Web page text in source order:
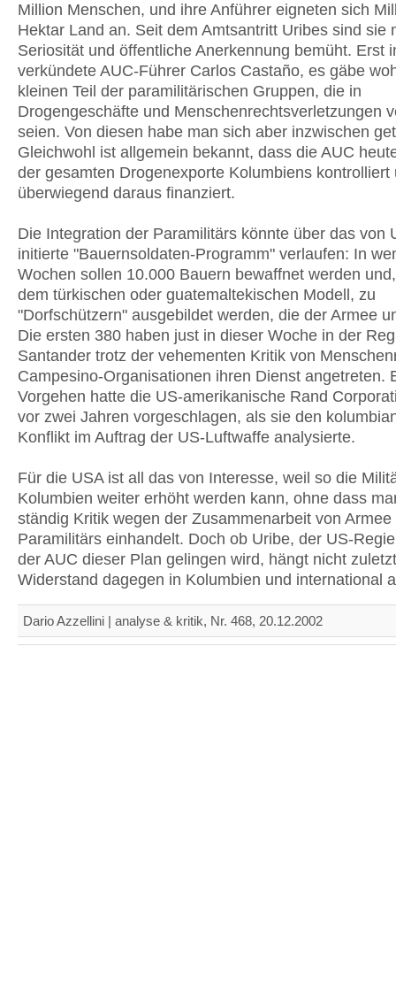
Million Menschen, und ihre Anführer eigneten sich
Hektar Land an. Seit dem Amtsantritt Uribes sind sie
Seriosität und öffentliche Anerkennung bemüht. Erst
verkündete AUC-Führer Carlos Castaño, es gäbe
kleinen Teil der paramilitärischen Gruppen, die in
Drogengeschäfte und Menschenrechtsverletzungen
seien. Von diesen habe man sich aber inzwischen
Gleichwohl ist allgemein bekannt, dass die AUC
der gesamten Drogenexporte Kolumbiens kontrolliert
überwiegend daraus finanziert.
Die Integration der Paramilitärs könnte über das von
initierte "Bauernsoldaten-Programm" verlaufen: In
Wochen sollen 10.000 Bauern bewaffnet werden
dem türkischen oder guatemaltekischen Modell, zu
"Dorfschützern" ausgebildet werden, die der Armee
Die ersten 380 haben just in dieser Woche in der
Santander trotz der vehementen Kritik von
Campesino-Organisationen ihren Dienst angetreten.
Vorgehen hatte die US-amerikanische Rand
vor zwei Jahren vorgeschlagen, als sie den
Konflikt im Auftrag der US-Luftwaffe analysierte.
Für die USA ist all das von Interesse, weil so die
Kolumbien weiter erhöht werden kann, ohne dass
ständig Kritik wegen der Zusammenarbeit von Armee
Paramilitärs einhandelt. Doch ob Uribe, der US-
der AUC dieser Plan gelingen wird, hängt nicht
Widerstand dagegen in Kolumbien und international
Dario Azzellini | analyse & kritik, Nr. 468, 20.12.2002